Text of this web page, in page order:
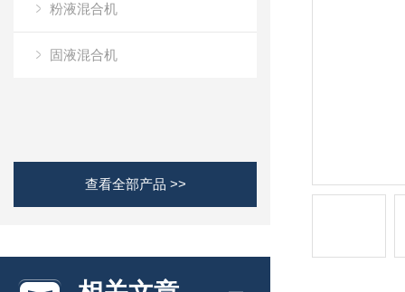
粉液混合机
固液混合机
查看全部产品 >>